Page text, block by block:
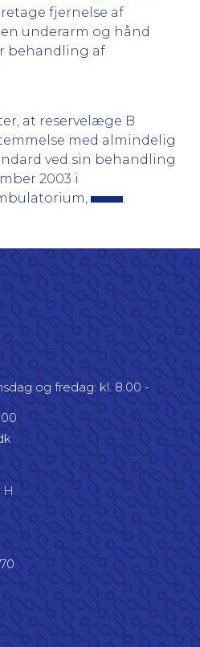
fjernelse af
underarm og hånd
behandling af
at reservelæge B
med almindelig
ved sin behandling
2003 i
og fredag: kl. 8.00 -
H